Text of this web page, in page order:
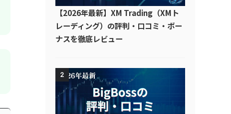
【2026年最新】XM Trading（XMト
レーディング）の評判・口コミ・ボー
ナスを徹底レビュー
2